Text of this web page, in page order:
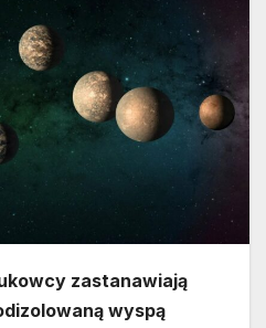
zastanawiają
wyspą